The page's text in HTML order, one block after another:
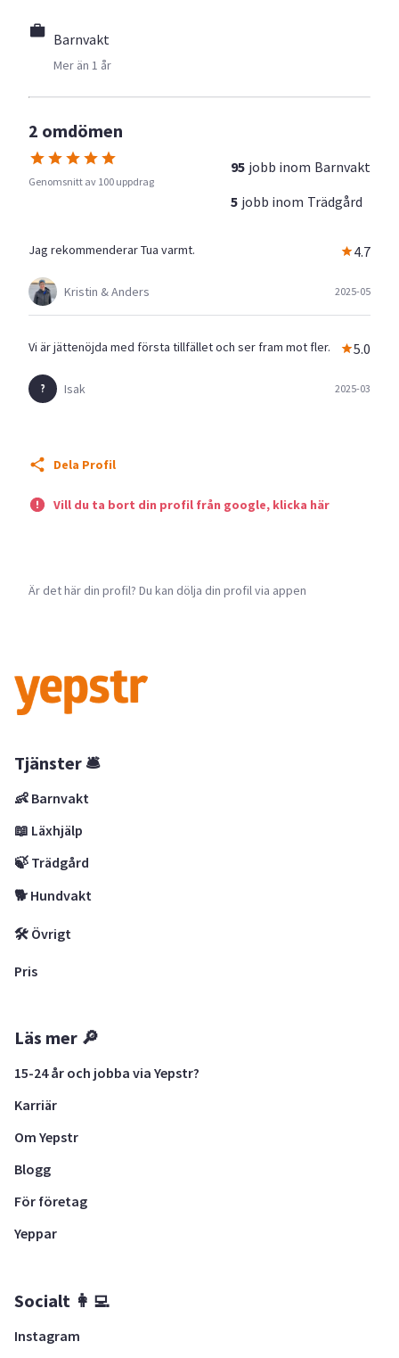
Barnvakt
Mer än 1 år
2 omdömen
Genomsnitt av 100 uppdrag
95 jobb inom Barnvakt
5 jobb inom Trädgård
Jag rekommenderar Tua varmt. 4.7
Kristin & Anders 2025-05
Vi är jättenöjda med första tillfället och ser fram mot fler. 5.0
Isak 2025-03
Dela Profil
Vill du ta bort din profil från google, klicka här
Är det här din profil? Du kan dölja din profil via appen
Tjänster 🛎
👶 Barnvakt
📖 Läxhjälp
🍃 Trädgård
🐕 Hundvakt
🛠 Övrigt
Pris
Läs mer 🔎
15-24 år och jobba via Yepstr?
Karriär
Om Yepstr
Blogg
För företag
Yeppar
Socialt 👩‍💻
Instagram